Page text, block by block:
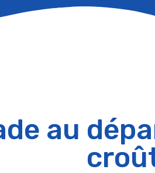
au